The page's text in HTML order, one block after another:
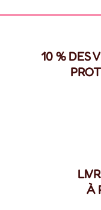
10 % DES
À